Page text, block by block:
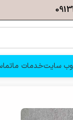
وب سایتخدمات ما